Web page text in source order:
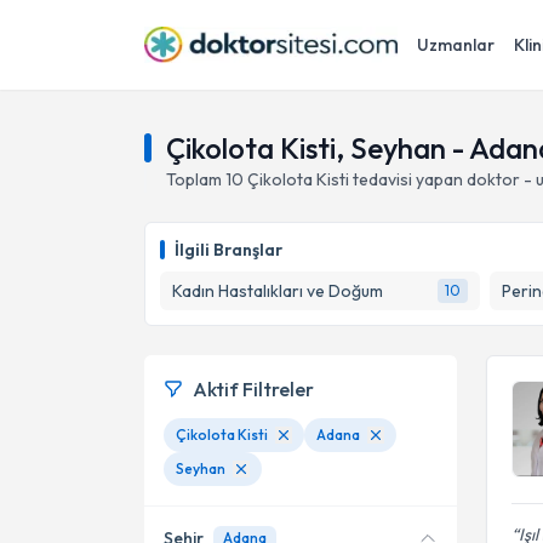
Uzmanlar
Çikolota Kisti, Seyhan -
Toplam 10 Çikolota Kisti tedavisi yapan doktor -
İlgili Branşlar
Kadın Hastalıkları ve Doğum
10
Aktif Filtreler
Çikolota Kisti
Adana
Seyhan
Şehir Adana